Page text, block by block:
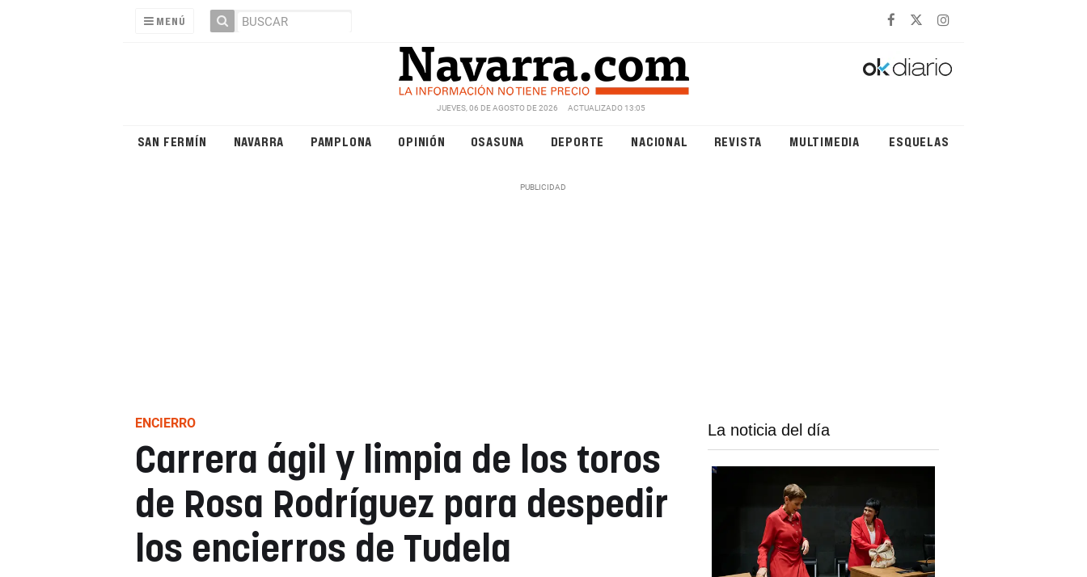
MENÚ
JUEVES, 06 DE AGOSTO DE 2026 ACTUALIZADO 13:05
SAN FERMÍN NAVARRA PAMPLONA OPINIÓN OSASUNA DEPORTE NACIONAL REVISTA MULTIMEDIA ESQUELAS
ENCIERRO
Carrera ágil y limpia de los toros
de Rosa Rodríguez para despedir
los encierros de Tudela
La noticia del día